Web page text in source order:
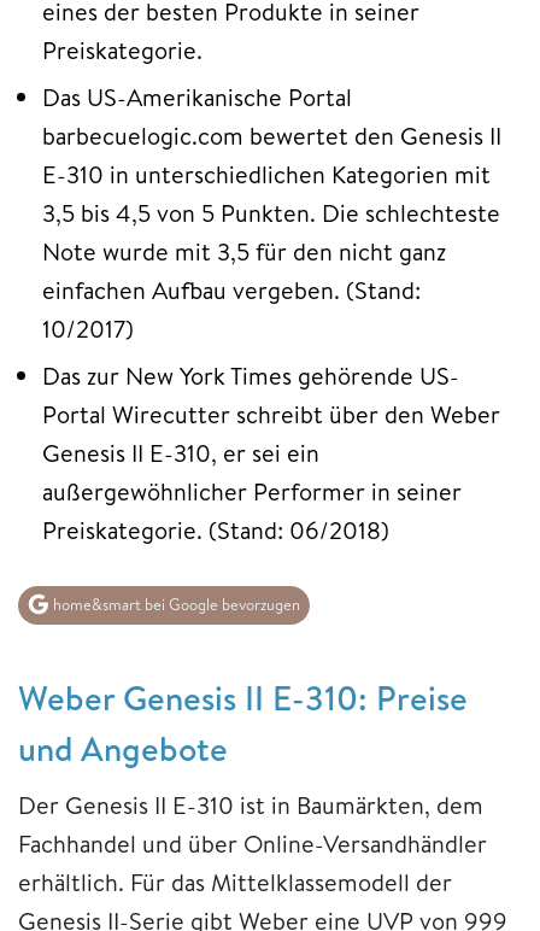
eines der besten Produkte in seiner
Preiskategorie.
Das US-Amerikanische Portal
barbecuelogic.com bewertet den Genesis II
E-310 in unterschiedlichen Kategorien mit
3,5 bis 4,5 von 5 Punkten. Die schlechteste
Note wurde mit 3,5 für den nicht ganz
einfachen Aufbau vergeben. (Stand:
10/2017)
Das zur New York Times gehörende US-
Portal Wirecutter schreibt über den Weber
Genesis II E-310, er sei ein
außergewöhnlicher Performer in seiner
Preiskategorie. (Stand: 06/2018)
home&smart bei Google bevorzugen
Weber Genesis II E-310: Preise
und Angebote
Der Genesis II E-310 ist in Baumärkten, dem
Fachhandel und über Online-Versandhändler
erhältlich. Für das Mittelklassemodell der
Genesis II-Serie gibt Weber eine UVP von 999